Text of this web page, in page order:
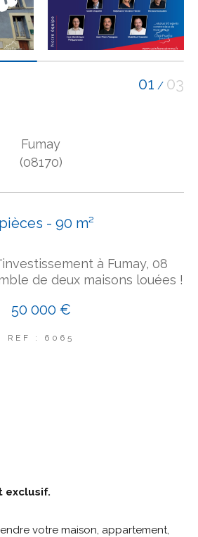
01 / 03
Fumay
(08170)
- 90 m²
à Fumay, 08
de deux maisons louées !
50 000 €
REF : 6065
exclusif.
votre maison, appartement,
PARKING PISCINE